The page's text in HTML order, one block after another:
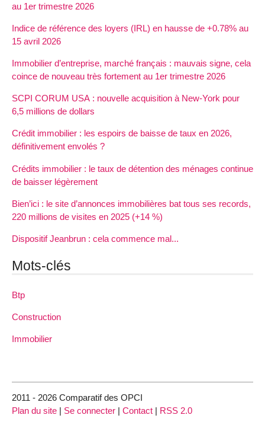
au 1er trimestre 2026
Indice de référence des loyers (IRL) en hausse de +0.78% au
15 avril 2026
Immobilier d’entreprise, marché français : mauvais signe, cela
coince de nouveau très fortement au 1er trimestre 2026
SCPI CORUM USA : nouvelle acquisition à New-York pour
6,5 millions de dollars
Crédit immobilier : les espoirs de baisse de taux en 2026,
définitivement envolés ?
Crédits immobilier : le taux de détention des ménages continue
de baisser légèrement
Bien’ici : le site d’annonces immobilières bat tous ses records,
220 millions de visites en 2025 (+14 %)
Dispositif Jeanbrun : cela commence mal...
Mots-clés
Btp
Construction
Immobilier
2011 - 2026 Comparatif des OPCI
Plan du site | Se connecter | Contact | RSS 2.0